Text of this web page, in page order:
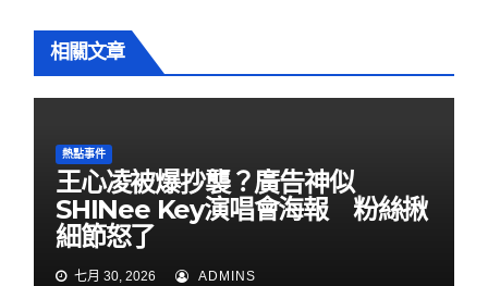
相關文章
熱點事件
王心凌被爆抄襲？廣告神似
SHINee Key演唱會海報 粉絲揪
細節怒了
七月 30, 2026 ADMINS